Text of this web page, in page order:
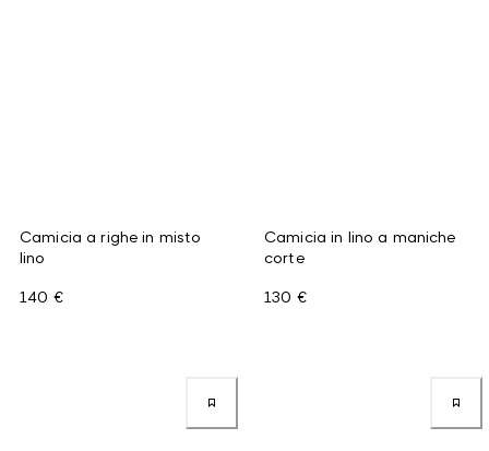
Camicia a righe in misto
lino
140 €
Camicia in lino a maniche
corte
130 €